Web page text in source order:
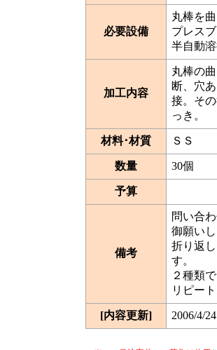
必要設備
丸棒を
プレス
半自動溶
加工内容
丸棒の
断、穴
接。そ
っき。
材料･材質 ＳＳ
数量 30個
予算
備考
問い合
御願いし
折り返
す。
２種類
リピー
[内容更新] 2006/4/24